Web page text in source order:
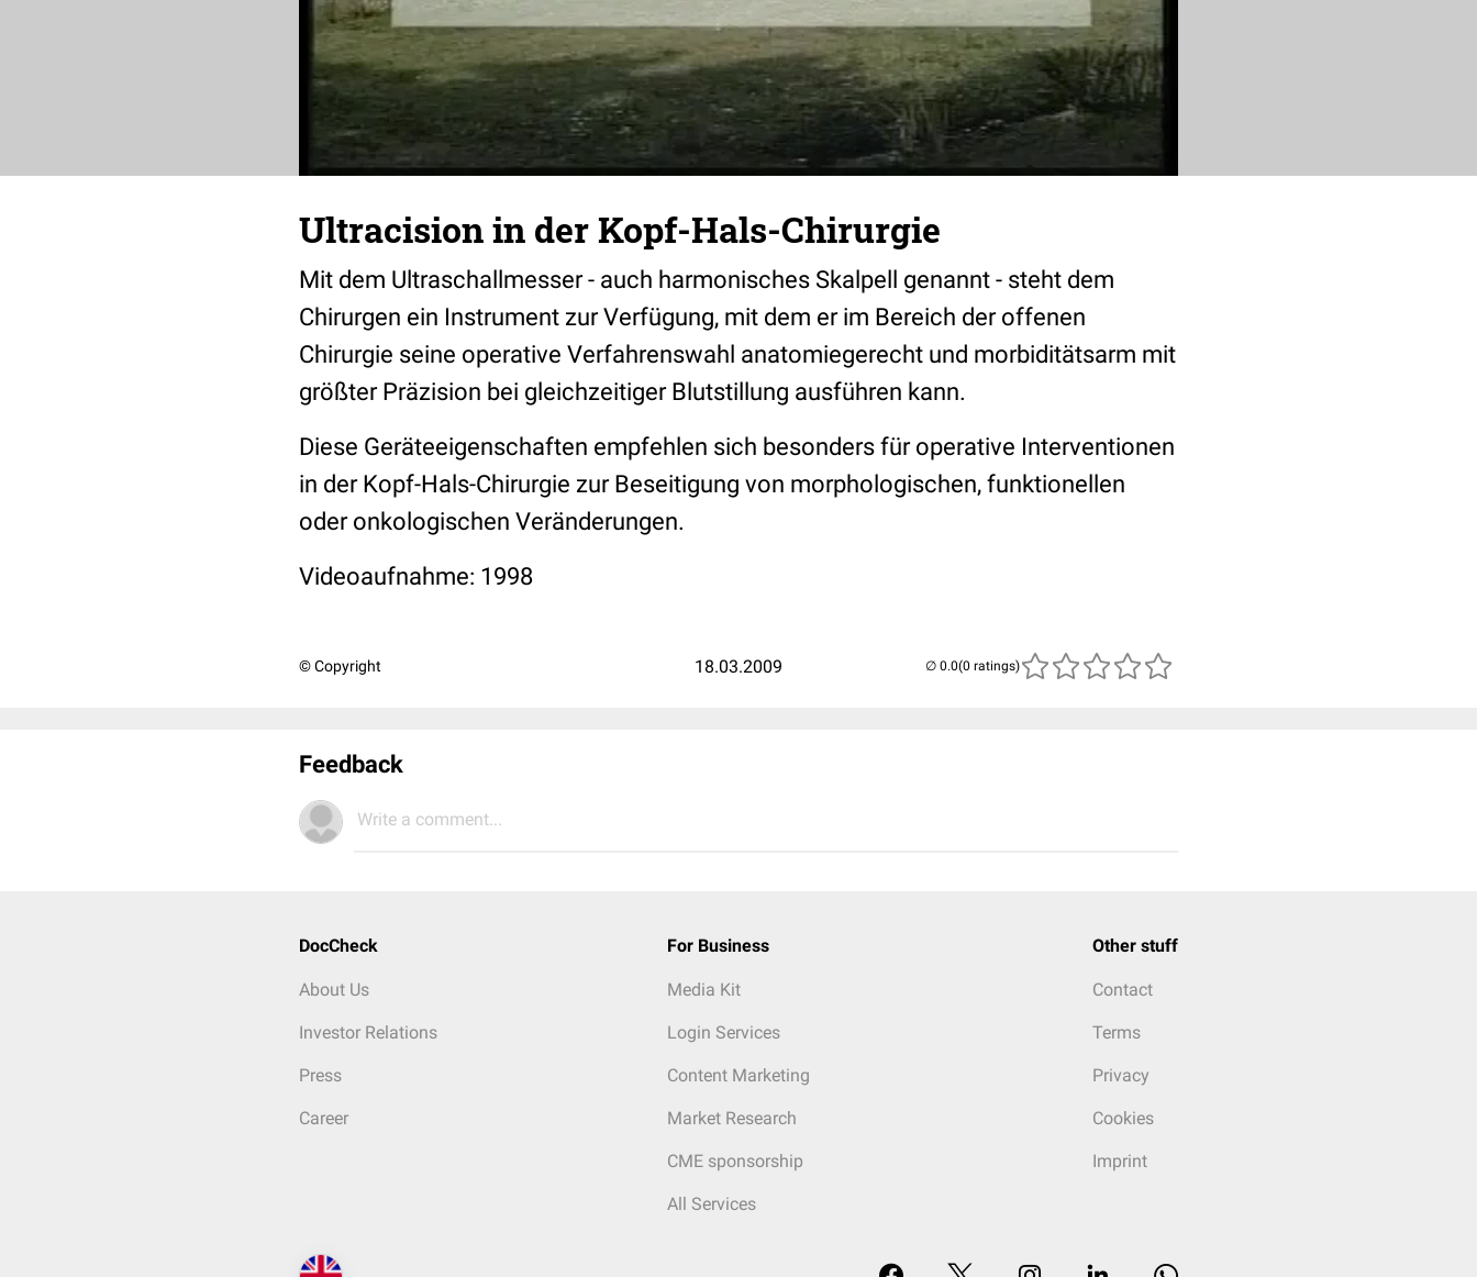
Ultracision in der Kopf-Hals-Chirurgie
Mit dem Ultraschallmesser - auch harmonisches Skalpell genannt - steht dem
Chirurgen ein Instrument zur Verfügung, mit dem er im Bereich der offenen
Chirurgie seine operative Verfahrenswahl anatomiegerecht und morbiditätsarm mit
größter Präzision bei gleichzeitiger Blutstillung ausführen kann.
Diese Geräteeigenschaften empfehlen sich besonders für operative Interventionen
in der Kopf-Hals-Chirurgie zur Beseitigung von morphologischen, funktionellen
oder onkologischen Veränderungen.
Videoaufnahme: 1998
© Copyright 18.03.2009 (0 ratings)
Feedback
Write a comment...
DocCheck
About Us
Investor Relations
Press
Career
For Business
Media Kit
Login Services
Content Marketing
Market Research
CME sponsorship
All Services
Other stuff
Contact
Terms
Privacy
Cookies
Imprint